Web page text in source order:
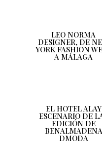
LEO NORMA
DESIGNER, DE
YORK FASHION
A MÁLAGA
EL HOTEL ALAY
ESCENARIO DE
EDICIÓN DE
BENALMADENA
DMODA